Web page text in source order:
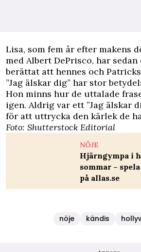
Lisa, som fem år efter makens
med Albert DePrisco, har
berättat att hennes och
”Jag älskar dig” har stor
Hon minns hur de uttalade
igen. Aldrig var ett ”Jag älskar
för att uttrycka den kärlek de
Foto: Shutterstock Editorial
NÖJE
Hjärngympa i
sommar –
på allas.se
nöje kändis